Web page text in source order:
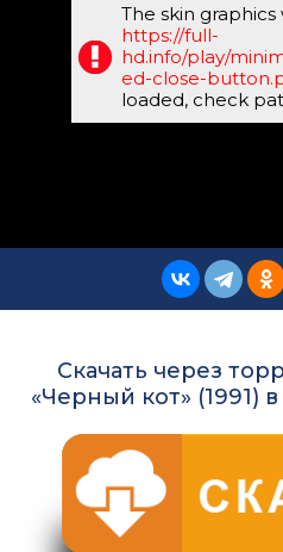
The skin
https://full-
hd.info/play/
ed-close-
loaded, check
Скачать через
«Черный кот» (1991)